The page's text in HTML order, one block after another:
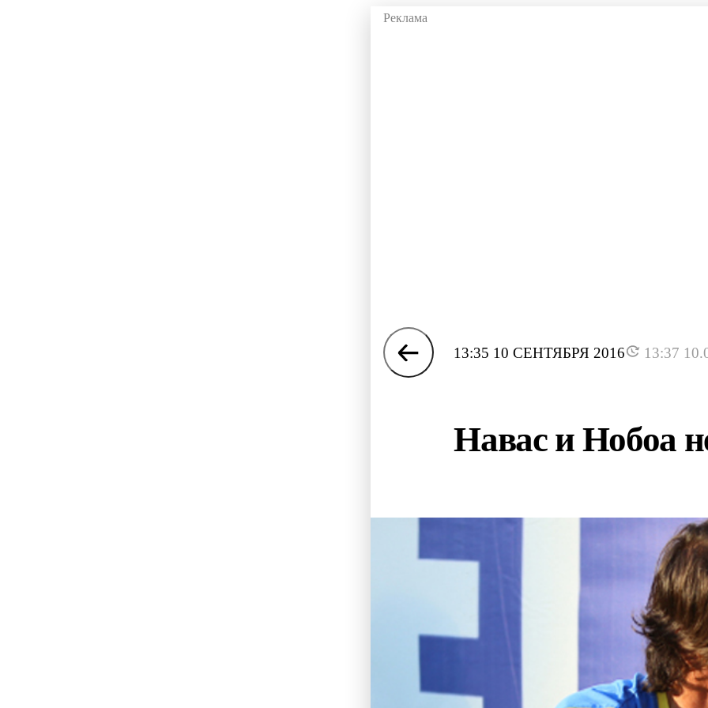
13:35 10 СЕНТЯБРЯ 2016 13:37
Навас и Нобоа